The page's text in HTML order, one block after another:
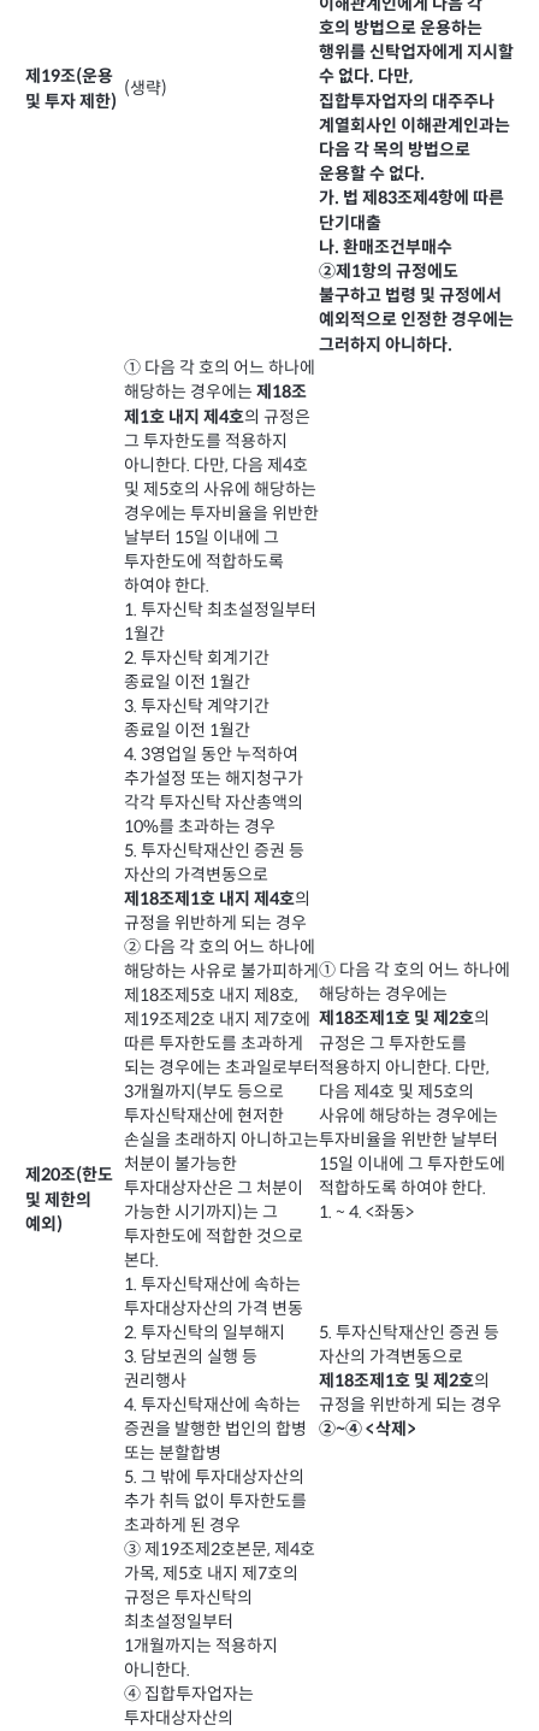
제19조(운용
및 투자 제한)
(생략)
이해관계인에게 다음 각
호의 방법으로 운용하는
행위를 신탁업자에게 지시할
수 없다. 다만,
집합투자업자의 대주주나
계열회사인 이해관계인과는
다음 각 목의 방법으로
운용할 수 없다.
가. 법 제83조제4항에 따른
단기대출
나. 환매조건부매수
②제1항의 규정에도
불구하고 법령 및 규정에서
예외적으로 인정한 경우에는
그러하지 아니하다.
제20조(한도
및 제한의
예외)
① 다음 각 호의 어느 하나에
해당하는 경우에는 제18조
제1호 내지 제4호의 규정은
그 투자한도를 적용하지
아니한다. 다만, 다음 제4호
및 제5호의 사유에 해당하는
경우에는 투자비율을 위반한
날부터 15일 이내에 그
투자한도에 적합하도록
하여야 한다.
1. 투자신탁 최초설정일부터
1월간
2. 투자신탁 회계기간
종료일 이전 1월간
3. 투자신탁 계약기간
종료일 이전 1월간
4. 3영업일 동안 누적하여
추가설정 또는 해지청구가
각각 투자신탁 자산총액의
10%를 초과하는 경우
5. 투자신탁재산인 증권 등
자산의 가격변동으로
제18조제1호 내지 제4호의
규정을 위반하게 되는 경우
② 다음 각 호의 어느 하나에
해당하는 사유로 불가피하게
제18조제5호 내지 제8호,
제19조제2호 내지 제7호에
따른 투자한도를 초과하게
되는 경우에는 초과일로부터
3개월까지(부도 등으로
투자신탁재산에 현저한
손실을 초래하지 아니하고는
처분이 불가능한
투자대상자산은 그 처분이
가능한 시기까지)는 그
투자한도에 적합한 것으로
본다.
1. 투자신탁재산에 속하는
투자대상자산의 가격 변동
2. 투자신탁의 일부해지
3. 담보권의 실행 등
권리행사
4. 투자신탁재산에 속하는
증권을 발행한 법인의 합병
또는 분할합병
5. 그 밖에 투자대상자산의
추가 취득 없이 투자한도를
초과하게 된 경우
③ 제19조제2호본문, 제4호
가목, 제5호 내지 제7호의
규정은 투자신탁의
최초설정일부터
1개월까지는 적용하지
아니한다.
④ 집합투자업자는
투자대상자산의
① 다음 각 호의 어느 하나에
해당하는 경우에는
제18조제1호 및 제2호의
규정은 그 투자한도를
적용하지 아니한다. 다만,
다음 제4호 및 제5호의
사유에 해당하는 경우에는
투자비율을 위반한 날부터
15일 이내에 그 투자한도에
적합하도록 하여야 한다.
1. ~ 4. <좌동>
5. 투자신탁재산인 증권 등
자산의 가격변동으로
제18조제1호 및 제2호의
규정을 위반하게 되는 경우
②~④ <삭제>